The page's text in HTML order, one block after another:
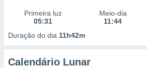
Primeira luz
05:31
Meio-dia
11:44
Duração do dia 11h42m
Calendário Lunar